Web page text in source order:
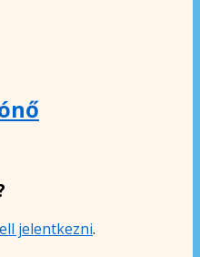
jelentkezni.